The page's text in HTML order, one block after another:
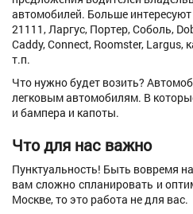
автомобилей. Больше
21111, Ларгус, Портер, Соболь,
Caddy, Connect, Roomster, Largus,
т.п.
Что нужно будет возить?
легковым автомобилям. В
и бампера и капоты.
Что для нас важно
Пунктуальность! Быть вовремя
вам сложно спланировать и
Москве, то это работа не для вас.